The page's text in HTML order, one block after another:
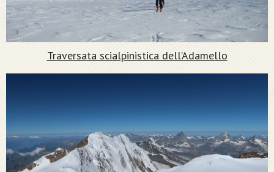
Traversata scialpinistica dell’Adamello